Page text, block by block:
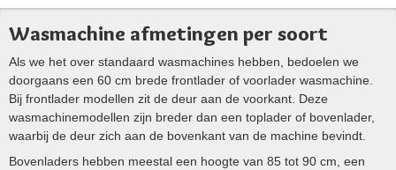
Wasmachine afmetingen per soort
Als we het over standaard wasmachines hebben, bedoelen we
doorgaans een 60 cm brede frontlader of voorlader wasmachine.
Bij frontlader modellen zit de deur aan de voorkant. Deze
wasmachinemodellen zijn breder dan een toplader of bovenlader,
waarbij de deur zich aan de bovenkant van de machine bevindt.
Bovenladers hebben meestal een hoogte van 85 tot 90 cm, een